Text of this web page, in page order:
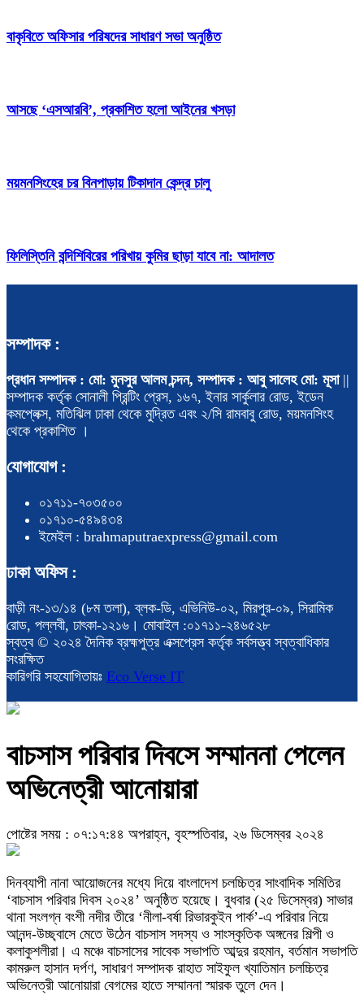
বাকৃবিতে অফিসার পরিষদের সাধারণ সভা অনুষ্ঠিত
আসছে ‘এসআরবি’, প্রকাশিত হলো আইনের খসড়া
ময়মনসিংহের চর বিনপাড়ায় টিকাদান কেন্দ্র চালু
ফিলিস্তিনি বন্দিশিবিরের পরিখায় কুমির ছাড়া যাবে না: আদালত
সম্পাদক :
প্রধান সম্পাদক : মো: মুনসুর আলম চন্দন, সম্পাদক : আবু সালেহ মো: মূসা||
সম্পাদক কর্তৃক সোনালী প্রিন্টিং প্রেস, ১৬৭, ইনার সার্কুলার রোড, ইডেন
কমপ্লেক্স, মতিঝিল ঢাকা থেকে মুদ্রিত এবং ২/সি রামবাবু রোড, ময়মনসিংহ
থেকে প্রকাশিত ।
যোগাযোগ :
০১৭১১-৭০৩৫০০
০১৭১০-৫৪৯৪৩৪
ইমেইল : brahmaputraexpress@gmail.com
ঢাকা অফিস :
বাড়ী নং-১৩/১৪ (৮ম তলা), ব্লক-ডি, এভিনিউ-০২, মিরপুর-০৯, সিরামিক
রোড, পল্লবী, ঢাৎকা-১২১৬। মোবাইল :০১৭১১-২৪৬৫২৮
স্বত্ব © ২০২৪ দৈনিক ব্রহ্মপুত্র এক্সপ্রেস কর্তৃক সর্বসত্ত্ব স্বত্বাধিকার
সংরক্ষিত
কারিগরি সহযোগিতায়ঃ Eco Verse IT
বাচসাস পরিবার দিবসে সম্মাননা পেলেন
অভিনেত্রী আনোয়ারা
পোষ্টের সময় : ০৭:১৭:৪৪ অপরাহ্ন, বৃহস্পতিবার, ২৬ ডিসেম্বর ২০২৪
দিনব্যাপী নানা আয়োজনের মধ্যে দিয়ে বাংলাদেশ চলচ্চিত্র সাংবাদিক সমিতির
‘বাচসাস পরিবার দিবস ২০২৪’ অনুষ্ঠিত হয়েছে। বুধবার (২৫ ডিসেম্বর) সাভার
থানা সংলগ্ন বংশী নদীর তীরে ‘নীলা-বর্ষা রিভারকুইন পার্ক’-এ পরিবার নিয়ে
আনন্দ-উচ্ছ্বাসে মেতে উঠেন বাচসাস সদস্য ও সাংস্কৃতিক অঙ্গনের শিল্পী ও
কলাকুশলীরা। এ মঞ্চে বাচসাসের সাবেক সভাপতি আব্দুর রহমান, বর্তমান সভাপতি
কামরুল হাসান দর্পণ, সাধারণ সম্পাদক রাহাত সাইফুল খ্যাতিমান চলচ্চিত্র
অভিনেত্রী আনোয়ারা বেগমের হাতে সম্মাননা স্মারক তুলে দেন।